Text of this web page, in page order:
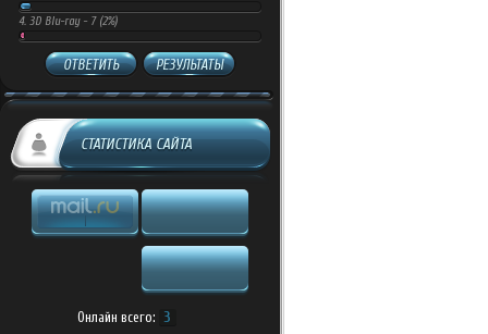
4. 3D Blu-ray - 7 (2%)
ОТВЕТИТЬ РЕЗУЛЬТАТЫ
СТАТИСТИКА САЙТА
Онлайн всего: 3